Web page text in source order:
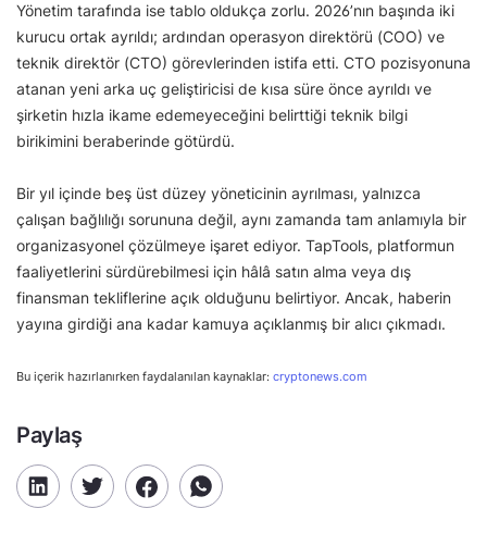
Yönetim tarafında ise tablo oldukça zorlu. 2026’nın başında iki
kurucu ortak ayrıldı; ardından operasyon direktörü (COO) ve
teknik direktör (CTO) görevlerinden istifa etti. CTO pozisyonuna
atanan yeni arka uç geliştiricisi de kısa süre önce ayrıldı ve
şirketin hızla ikame edemeyeceğini belirttiği teknik bilgi
birikimini beraberinde götürdü.
Bir yıl içinde beş üst düzey yöneticinin ayrılması, yalnızca
çalışan bağlılığı sorununa değil, aynı zamanda tam anlamıyla bir
organizasyonel çözülmeye işaret ediyor. TapTools, platformun
faaliyetlerini sürdürebilmesi için hâlâ satın alma veya dış
finansman tekliflerine açık olduğunu belirtiyor. Ancak, haberin
yayına girdiği ana kadar kamuya açıklanmış bir alıcı çıkmadı.
Bu içerik hazırlanırken faydalanılan kaynaklar: cryptonews.com
Paylaş